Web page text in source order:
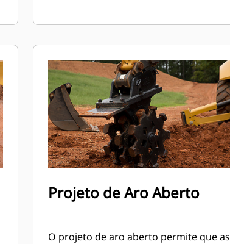
Projeto de Aro Aberto
O projeto de aro aberto permite que as